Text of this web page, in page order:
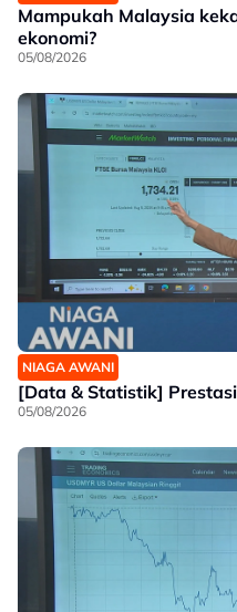
Mampukah Malaysia
ekonomi?
05/08/2026
NIAGA AWANI
[Data & Statistik]
05/08/2026